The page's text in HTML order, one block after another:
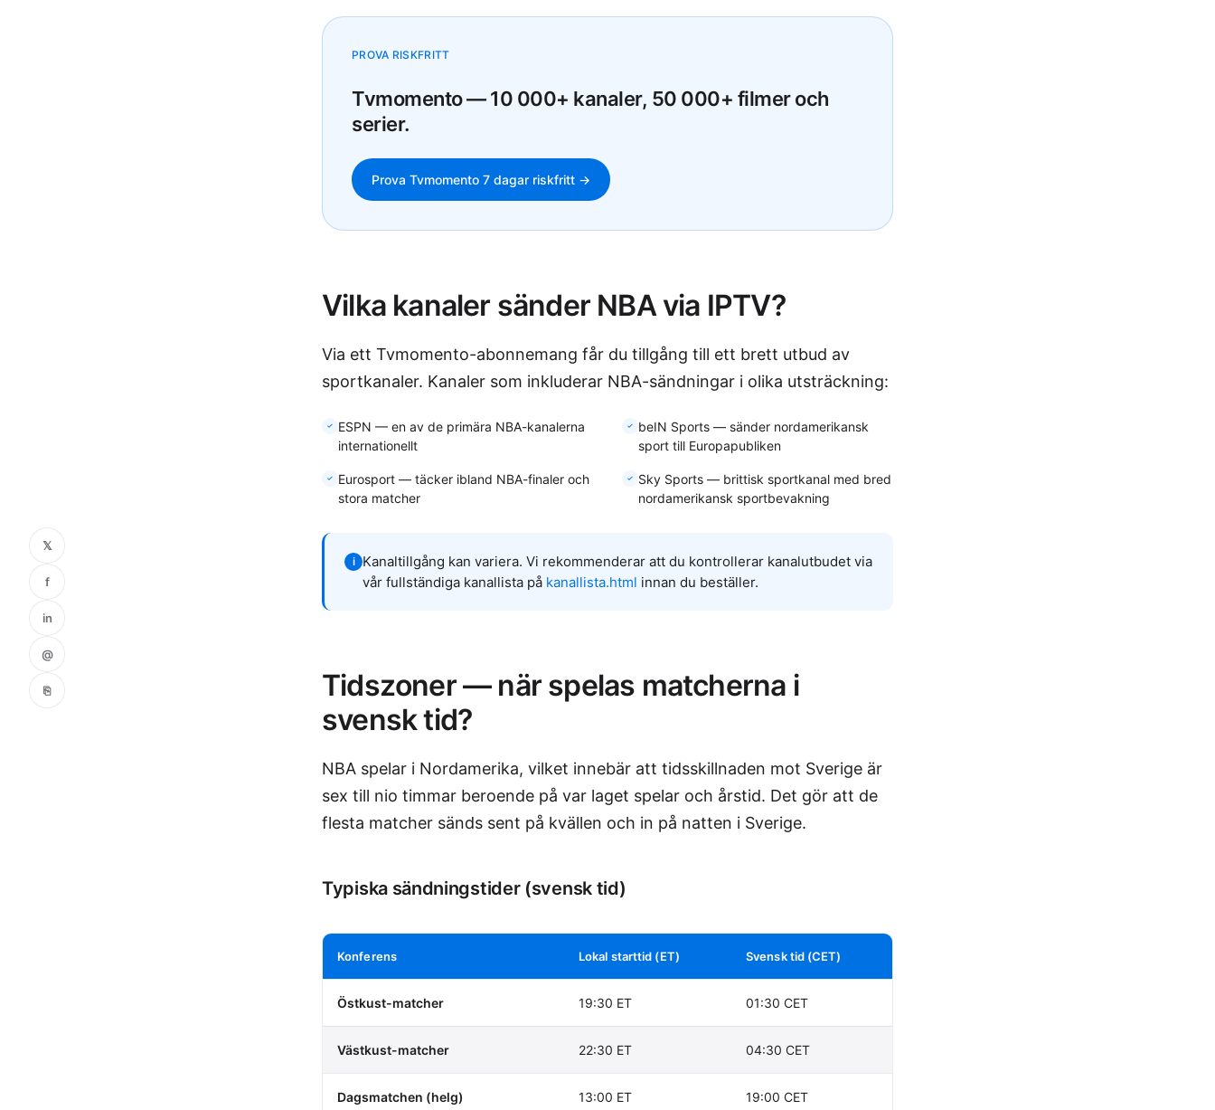
PROVA RISKFRITT
Tvmomento — 10 000+ kanaler, 50 000+ filmer och
serier.
Prova Tvmomento 7 dagar riskfritt →
Vilka kanaler sänder NBA via IPTV?
Via ett Tvmomento-abonnemang får du tillgång till ett brett utbud av
sportkanaler. Kanaler som inkluderar NBA-sändningar i olika utsträckning:
ESPN — en av de primära NBA-kanalerna
internationellt
beIN Sports — sänder nordamerikansk
sport till Europapubliken
Eurosport — täcker ibland NBA-finaler och
stora matcher
Sky Sports — brittisk sportkanal med bred
nordamerikansk sportbevakning
i
Kanaltillgång kan variera. Vi rekommenderar att du kontrollerar kanalutbudet via
vår fullständiga kanallista på kanallista.html innan du beställer.
Tidszoner — när spelas matcherna i
svensk tid?
NBA spelar i Nordamerika, vilket innebär att tidsskillnaden mot Sverige är
sex till nio timmar beroende på var laget spelar och årstid. Det gör att de
flesta matcher sänds sent på kvällen och in på natten i Sverige.
Typiska sändningstider (svensk tid)
Konferens Lokal starttid (ET) Svensk tid (CET)
Östkust-matcher 19:30 ET 01:30 CET
Västkust-matcher 22:30 ET 04:30 CET
Dagsmatchen (helg) 13:00 ET 19:00 CET
𝕏
f
in
@
⎘